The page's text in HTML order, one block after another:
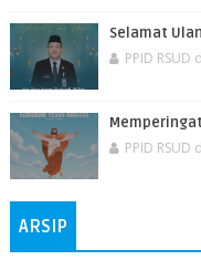
Selamat
PPID
PPID
ARSIP